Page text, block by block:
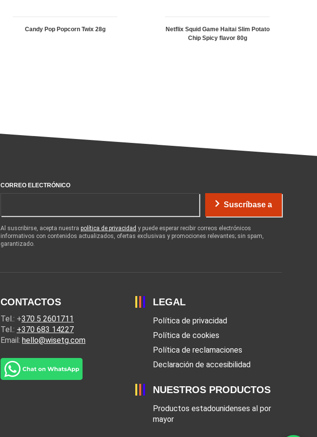
Candy Pop Popcorn Twix 28g
Netflix Squid Game Haitai Slim Potato
Chip Spicy flavor 80g
CORREO ELECTRÓNICO
Suscríbase a
Al suscribirse, acepta nuestra política de privacidad y puede esperar recibir correos electrónicos
informativos con contenidos actualizados, ofertas exclusivas y promociones relevantes; sin spam,
garantizado.
CONTACTOS
Tel.: +370 5 2601711
Tel.: +370 683 14227
Email: hello@wisetg.com
LEGAL
Política de privacidad
Política de cookies
Política de reclamaciones
Declaración de accesibilidad
NUESTROS PRODUCTOS
Productos estadounidenses al por
mayor